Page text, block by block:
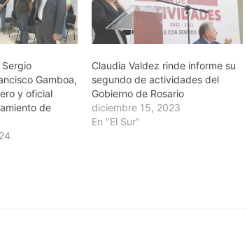
Gamboa,
y oficial
de
Claudia Valdez rinde informe su
segundo de actividades del
Gobierno de Rosario
diciembre 15, 2023
En "El Sur"